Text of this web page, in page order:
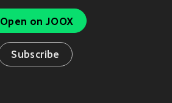
Open on JOOX
Subscribe